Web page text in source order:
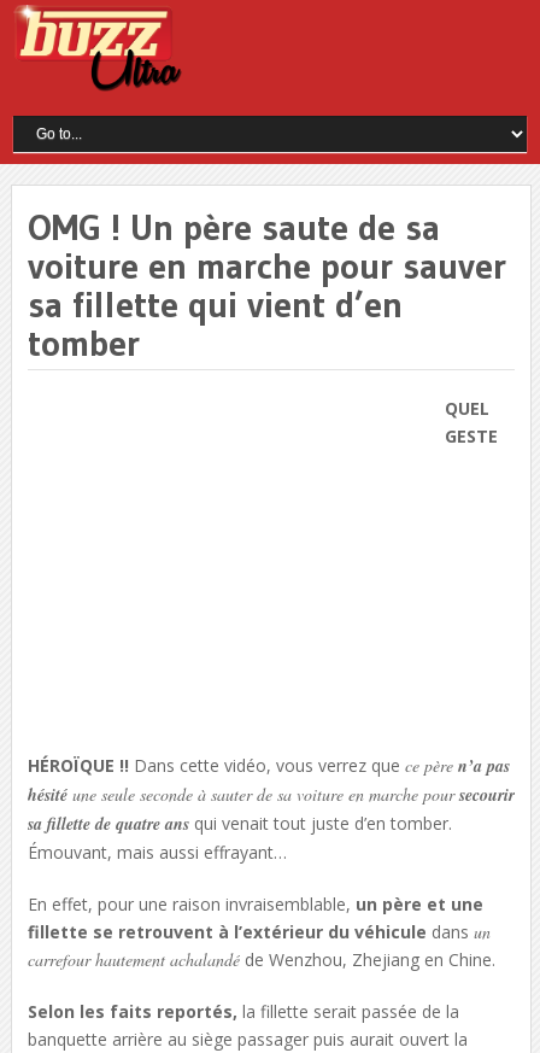
OMG ! Un père saute de sa
voiture en marche pour sauver
sa fillette qui vient d’en
tomber
QUEL
GESTE
HÉROÏQUE !! Dans cette vidéo, vous verrez que ce père n’a pas
hésitéune seule seconde à sauter de sa voiture en marche poursecourir
sa fillette de quatre ansqui venait tout juste d’en tomber.
Émouvant, mais aussi effrayant…
En effet, pour une raison invraisemblable, un père et une
fillette se retrouvent à l’extérieur du véhicule dans un
carrefour hautement achalandéde Wenzhou, Zhejiang en Chine.
Selon les faits reportés, la fillette serait passée de la
banquette arrière au siège passager puis aurait ouvert la